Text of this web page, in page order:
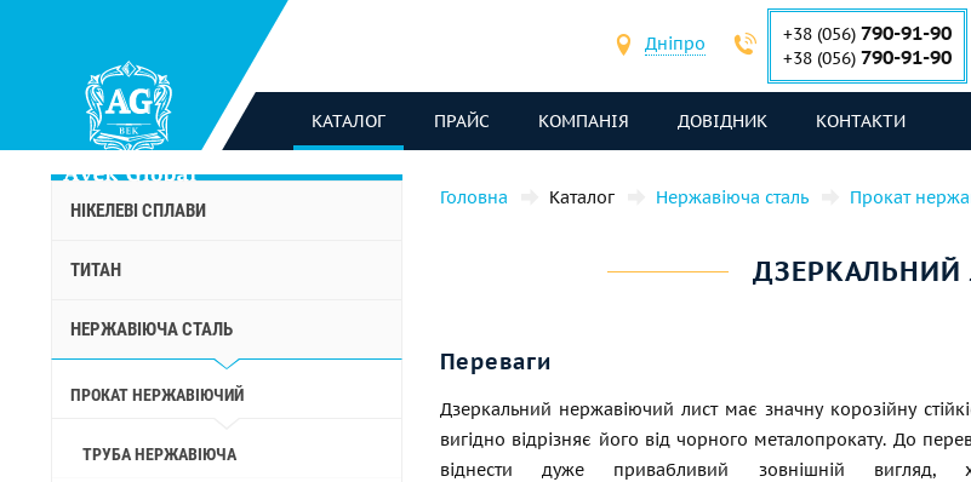
Дніпро +38 (056) 790-91-90
+38 (056) 790-91-90
КАТАЛОГ ПРАЙС КОМПАНІЯ ДОВІДНИК КОНТАКТИ
НІКЕЛЕВІ СПЛАВИ
ТИТАН
НЕРЖАВІЮЧА СТАЛЬ
ПРОКАТ НЕРЖАВІЮЧИЙ
ТРУБА НЕРЖАВІЮЧА
Головна Каталог Нержавіюча сталь Прокат
Переваги
Дзеркальний нержавіючий лист має значну корозійну
вигідно відрізняє його від чорного металопрокату. До
віднести дуже привабливий зовнішній вигляд,